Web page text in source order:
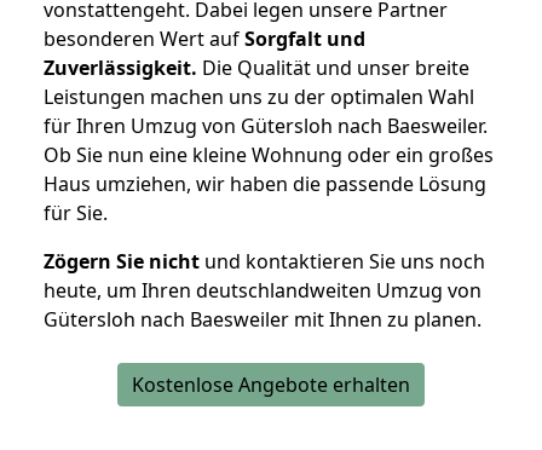
vonstattengeht. Dabei legen unsere Partner
besonderen Wert aufSorgfalt und
Zuverlässigkeit. Die Qualität und unser breite
Leistungen machen uns zu der optimalen Wahl
für Ihren Umzug von Gütersloh nach Baesweiler.
Ob Sie nun eine kleine Wohnung oder ein großes
Haus umziehen, wir haben die passende Lösung
für Sie.
Zögern Sie nicht und kontaktieren Sie uns noch
heute, um Ihren deutschlandweiten Umzug von
Gütersloh nach Baesweiler mit Ihnen zu planen.
Kostenlose Angebote erhalten